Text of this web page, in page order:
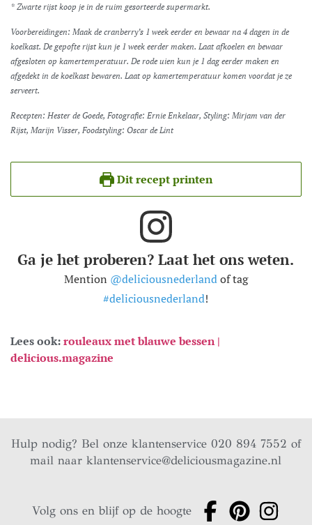
* Zwarte rijst koop je in de ruim gesorteerde supermarkt.
Voorbereidingen: Maak de cranberry’s 1 week eerder en bewaar na 4 dagen in de
koelkast. De gepofte rijst kun je 1 week eerder maken. Laat afkoelen en bewaar
afgesloten op kamertemperatuur. De rode uien kun je 1 dag eerder maken en
afgedekt in de koelkast bewaren. Laat op kamertemperatuur komen voordat je ze
serveert.
Recepten: Hester de Goede, Fotografie: Ernie Enkelaar, Styling: Mirjam van der
Rijst, Marijn Visser, Foodstyling: Oscar de Lint
Dit recept printen
Ga je het proberen? Laat het ons weten.
Mention @deliciousnederlandof tag
#deliciousnederland!
Lees ook:rouleaux met blauwe bessen |
delicious.magazine
Hulp nodig? Bel onze klantenservice 020 894 7552 of
mail naarklantenservice@deliciousmagazine.nl
Volg ons en blijf op de hoogte